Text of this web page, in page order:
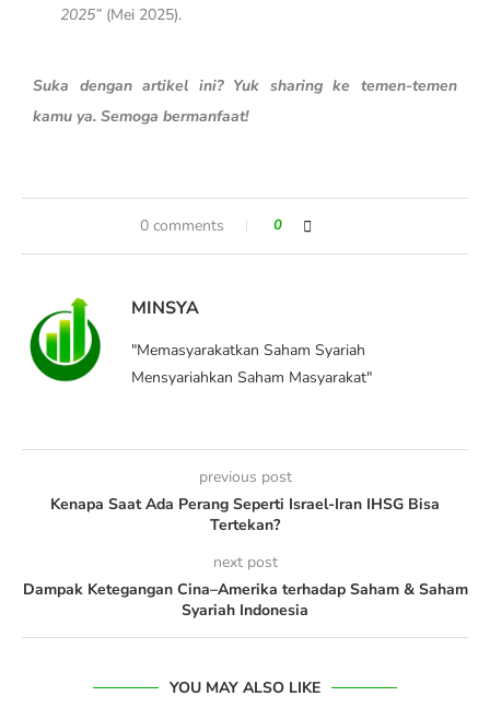
2025” (Mei 2025).
Suka dengan artikel ini? Yuk sharing ke temen-temen
kamu ya. Semoga bermanfaat!
0 comments 0
MINSYA
"Memasyarakatkan Saham Syariah
Mensyariahkan Saham Masyarakat"
previous post
Kenapa Saat Ada Perang Seperti Israel-Iran IHSG Bisa
Tertekan?
next post
Dampak Ketegangan Cina–Amerika terhadap Saham & Saham
Syariah Indonesia
YOU MAY ALSO LIKE